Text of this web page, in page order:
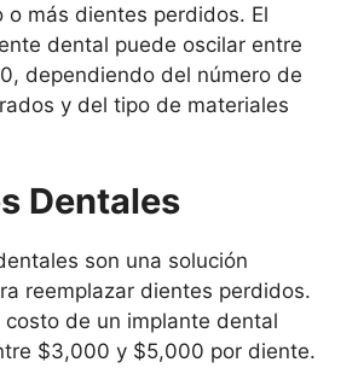
o más dientes perdidos. El
dental puede oscilar entre
dependiendo del número de
y del tipo de materiales
Dentales
son una solución
reemplazar dientes perdidos.
costo de un implante dental
$3,000 y $5,000 por diente.